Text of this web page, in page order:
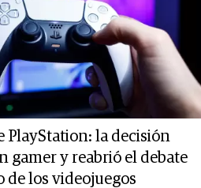
PlayStation: la decisión
gamer y reabrió el debate
de los videojuegos